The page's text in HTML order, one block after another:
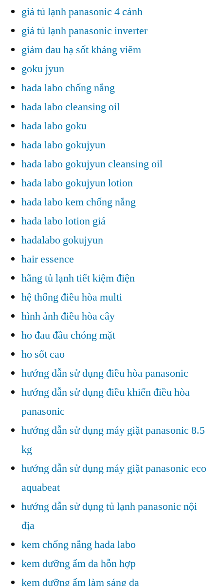
giá tủ lạnh panasonic 4 cánh
giá tủ lạnh panasonic inverter
giảm đau hạ sốt kháng viêm
goku jyun
hada labo chống nắng
hada labo cleansing oil
hada labo goku
hada labo gokujyun
hada labo gokujyun cleansing oil
hada labo gokujyun lotion
hada labo kem chống nắng
hada labo lotion giá
hadalabo gokujyun
hair essence
hãng tủ lạnh tiết kiệm điện
hệ thống điều hòa multi
hình ảnh điều hòa cây
ho đau đầu chóng mặt
ho sốt cao
hướng dẫn sử dụng điều hòa panasonic
hướng dẫn sử dụng điều khiển điều hòa
panasonic
hướng dẫn sử dụng máy giặt panasonic 8.5
kg
hướng dẫn sử dụng máy giặt panasonic eco
aquabeat
hướng dẫn sử dụng tủ lạnh panasonic nội
địa
kem chống nắng hada labo
kem dưỡng ẩm da hỗn hợp
kem dưỡng ẩm làm sáng da